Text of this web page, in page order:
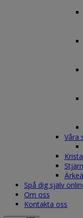
Våra
Spå dig själv
Om oss
Kontakta oss